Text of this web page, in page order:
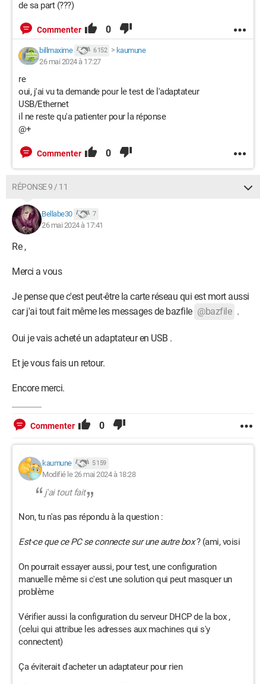
de sa part (???)
Commenter 0
billmaxime 6 152 > kaumune
26 mai 2024 à 17:27
re
oui, j'ai vu ta demande pour le test de l'adaptateur
USB/Ethernet
il ne reste qu'a patienter pour la réponse
@+
Commenter 0
RÉPONSE 9 / 11
Bellabe30 7
26 mai 2024 à 17:41
Re ,
Merci a vous
Je pense que c'est peut-être la carte réseau qui est mort aussi
car j'ai tout fait même les messages de bazfile @bazfile .
Oui je vais acheté un adaptateur en USB .
Et je vous fais un retour.
Encore merci.
Commenter 0
kaumune 5 159
Modifié le 26 mai 2024 à 18:28
j'ai tout fait
Non, tu n'as pas répondu à la question :
Est-ce que ce PC se connecte sur une autre box? (ami, voisi
On pourrait essayer aussi, pour test, une configuration
manuelle même si c'est une solution qui peut masquer un
problème
Vérifier aussi la configuration du serveur DHCP de la box ,
(celui qui attribue les adresses aux machines qui s'y
connectent)
Ça éviterait d'acheter un adaptateur pour rien